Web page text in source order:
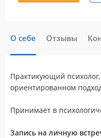
О себе Отзывы
Практикующий
ориентированном
Принимает в
Запись на личную